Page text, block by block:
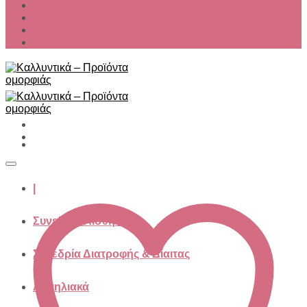
Συνεδρία Aισθητικής
Συνεδρία Διατροφής & Δίαιτας
Αντιηλιακά